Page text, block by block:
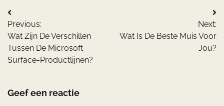
Bericht
navigatie
Previous:
Wat Zijn De Verschillen
Tussen De Microsoft
Surface-Productlijnen?
Next:
Wat Is De Beste Muis Voor
Jou?
Geef een reactie